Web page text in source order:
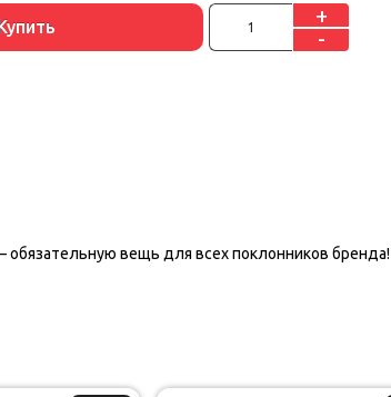
+
-
обязательную вещь для всех поклонников бренда!